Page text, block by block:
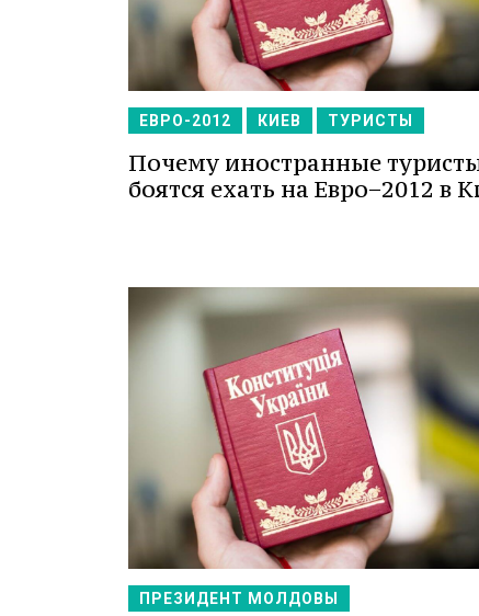
ЕВРО-2012 КИЕВ ТУРИСТЫ
Почему иностранные
боятся ехать на Евро−2012 в
ПРЕЗИДЕНТ МОЛДОВЫ